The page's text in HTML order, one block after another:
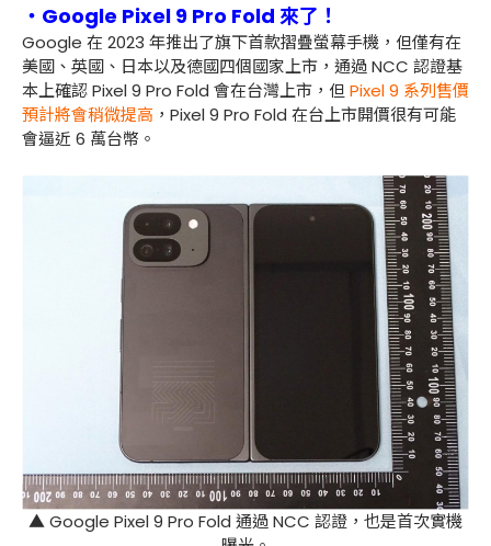
・Google Pixel 9 Pro Fold 來了！
Google 在 2023 年推出了旗下首款摺疊螢幕手機，但僅有在
美國、英國、日本以及德國四個國家上市，通過 NCC 認證基
本上確認 Pixel 9 Pro Fold 會在台灣上市，但 Pixel 9 系列售價
預計將會稍微提高 ，Pixel 9 Pro Fold 在台上市開價很有可能
會逼近 6 萬台幣。
▲ Google Pixel 9 Pro Fold 通過 NCC 認證，也是首次實機